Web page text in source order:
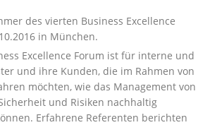
des vierten Business Excellence
in München.
Excellence Forum ist für interne und
und ihre Kunden, die im Rahmen von
möchten, wie das Management von
und Risiken nachhaltig
Erfahrene Referenten berichten